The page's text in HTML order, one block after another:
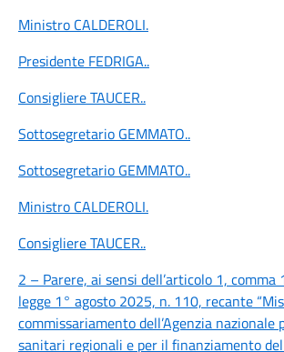
Ministro CALDEROLI.
Presidente FEDRIGA..
Consigliere TAUCER..
Sottosegretario GEMMATO..
Sottosegretario GEMMATO..
Ministro CALDEROLI.
Consigliere TAUCER..
2 – Parere, ai sensi dell’articolo 1, comma
legge 1° agosto 2025, n. 110, recante
commissariamento dell’Agenzia nazionale
sanitari regionali e per il finanziamento